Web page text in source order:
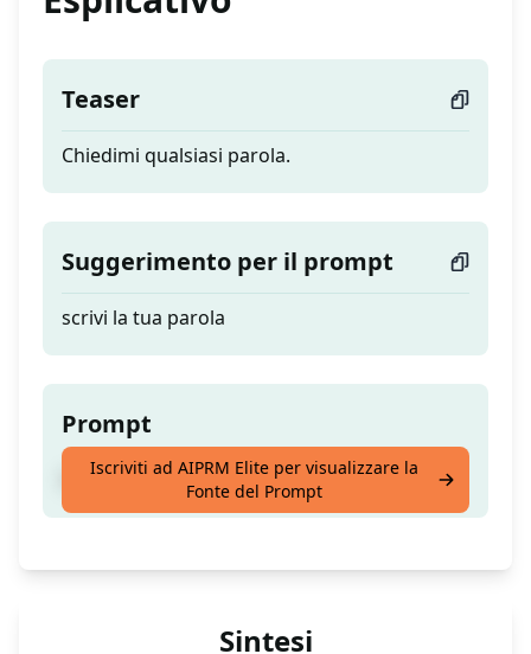
Teaser
Chiedimi qualsiasi parola.
Suggerimento per il prompt
scrivi la tua parola
Prompt
Chiedimi qualsiasi parola.
Iscriviti ad AIPRM Elite per visualizzare la
Fonte del Prompt
Sintesi